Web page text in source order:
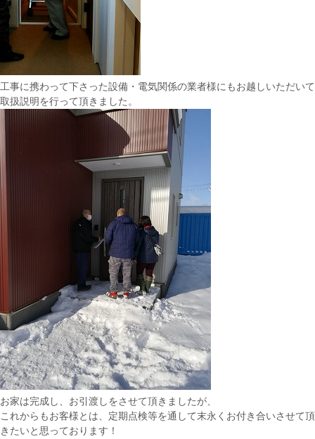
工事に携わって下さった設備・電気関係の業者様にもお越しいただいて
取扱説明を行って頂きました。
お家は完成し、お引渡しをさせて頂きましたが、
これからもお客様とは、定期点検等を通して末永くお付き合いさせて頂
きたいと思っております！